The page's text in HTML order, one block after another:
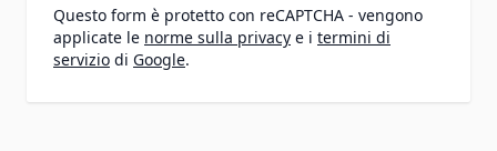
Questo form è protetto con reCAPTCHA - vengono
applicate le norme sulla privacy e i termini di
servizio di Google.